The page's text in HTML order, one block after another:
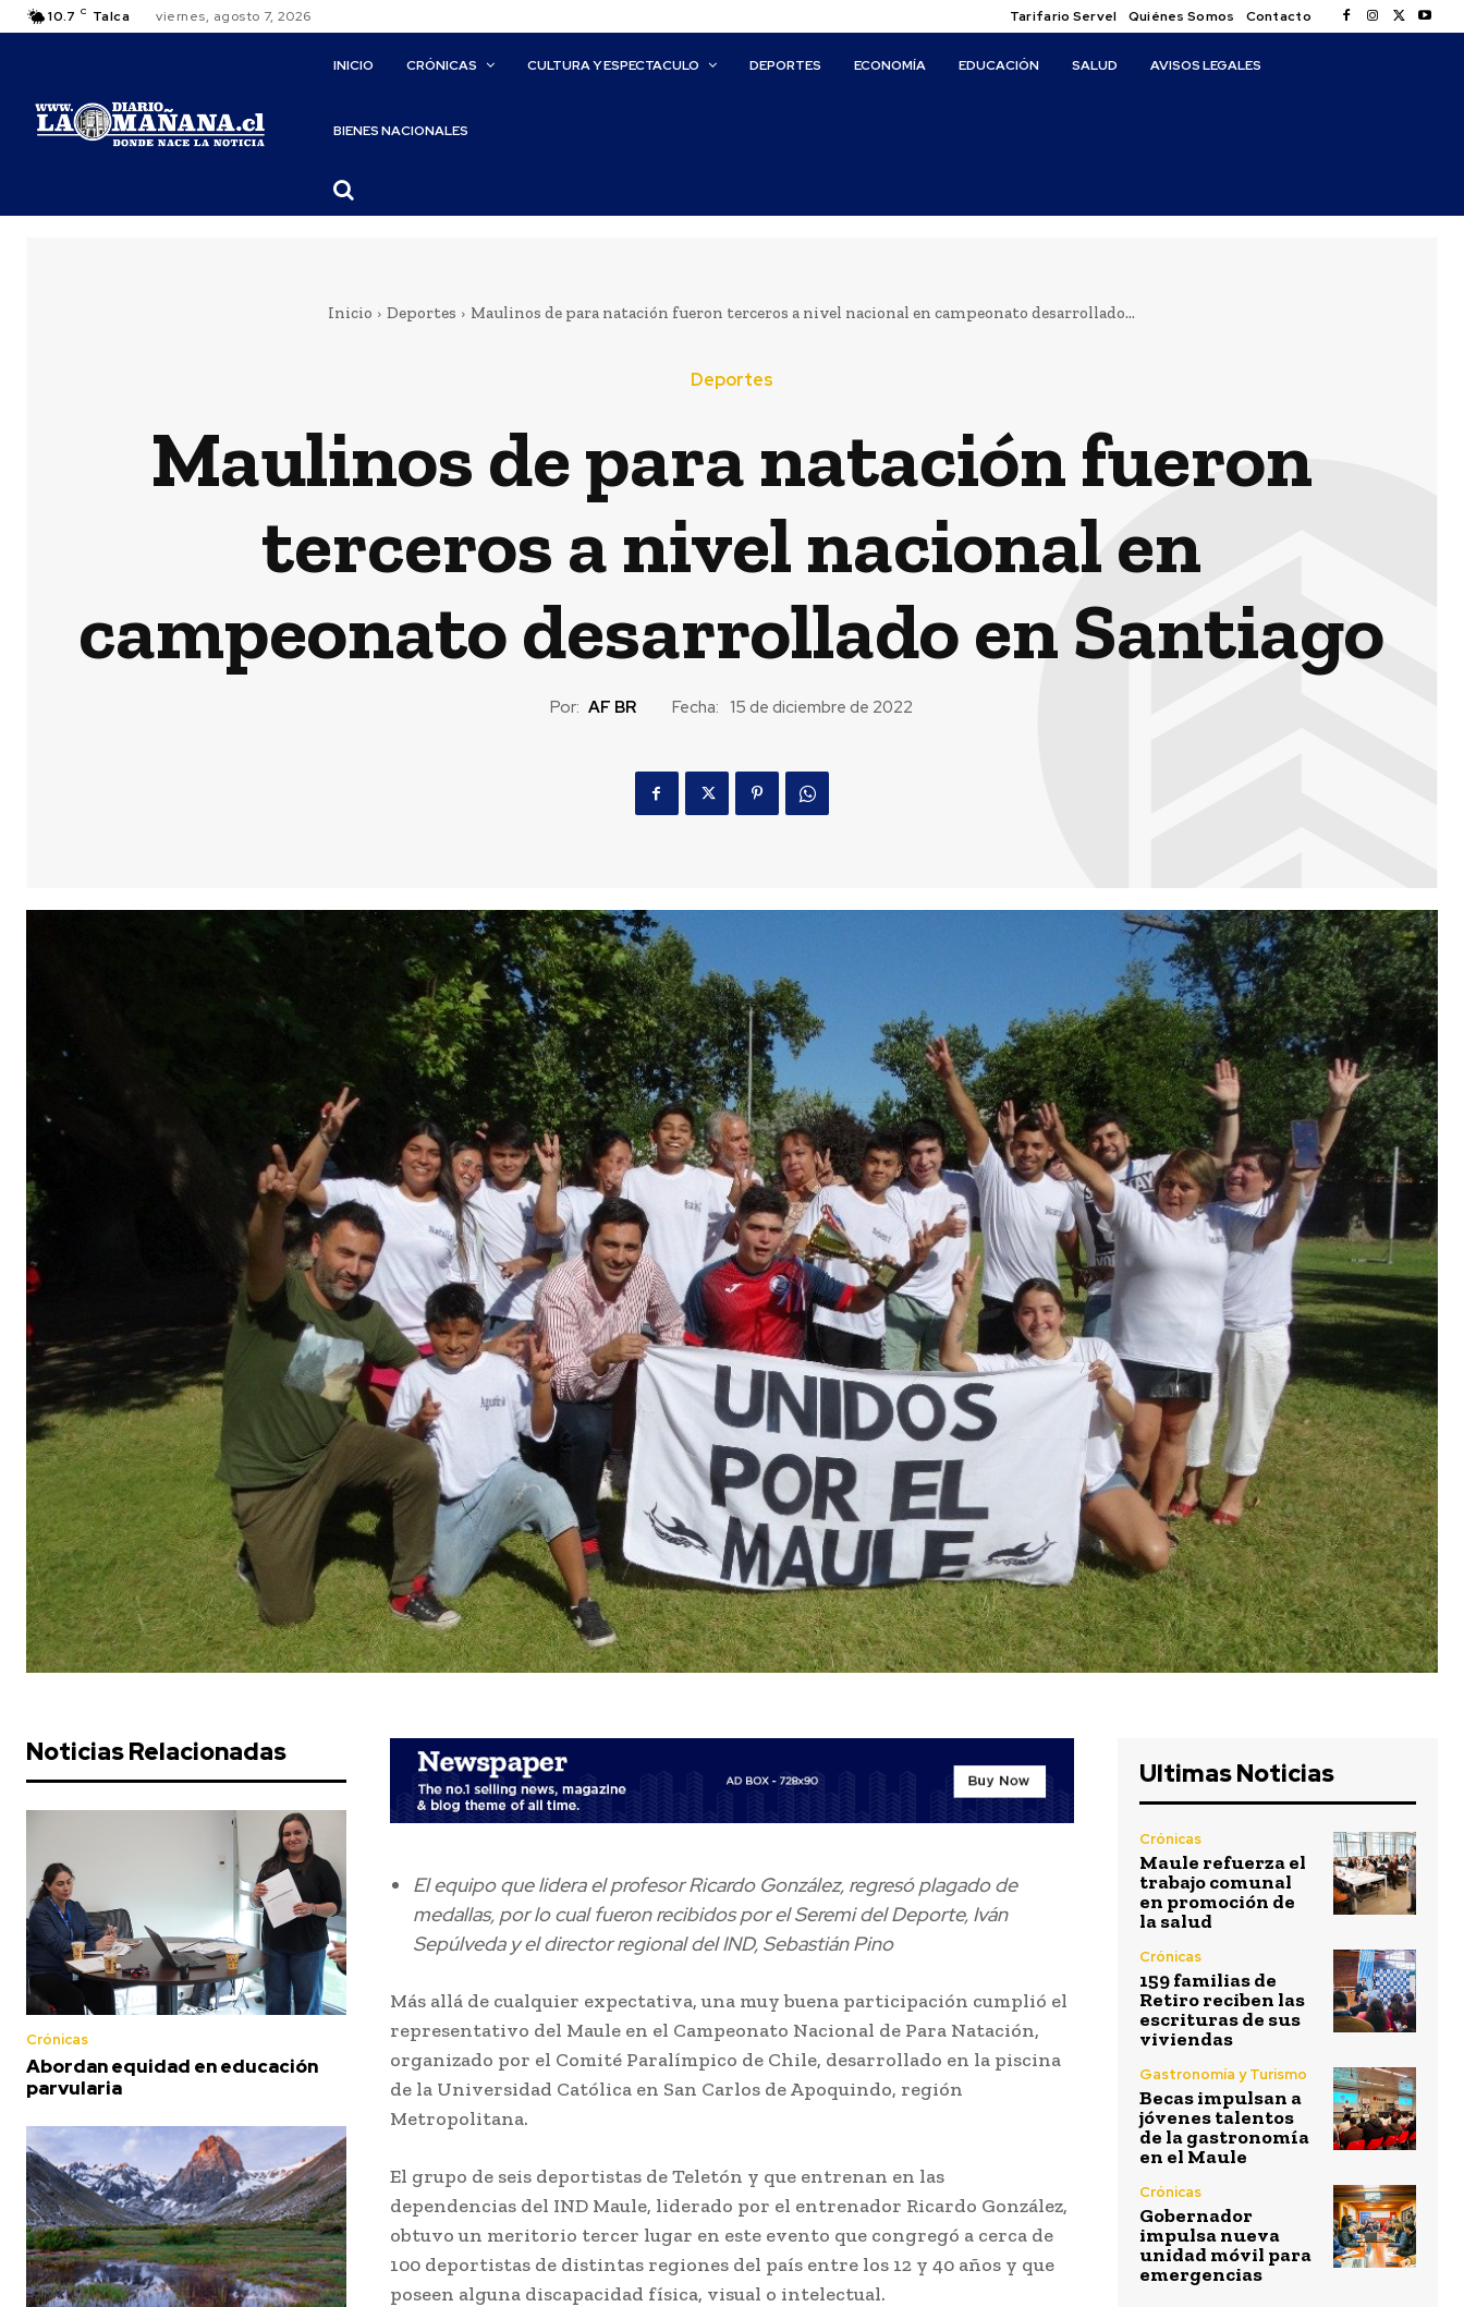
10.7 C Talca viernes, agosto 7, 2026 Tarifario Servel Quiénes Somos Contacto
INICIO CRÓNICAS CULTURA Y ESPECTACULO DEPORTES ECONOMÍA EDUCACIÓN SALUD AVISOS LEGALES
BIENES NACIONALES
Inicio Deportes Maulinos de para natación fueron terceros a nivel nacional en campeonato desarrollado...
Deportes
Maulinos de para natación fueron
terceros a nivel nacional en
campeonato desarrollado en Santiago
Por: AF BR Fecha: 15 de diciembre de 2022
Noticias Relacionadas
Crónicas
Abordan equidad en educación
parvularia
El equipo que lidera el profesor Ricardo González, regresó plagado de
medallas, por lo cual fueron recibidos por el Seremi del Deporte, Iván
Sepúlveda y el director regional del IND, Sebastián Pino
Más allá de cualquier expectativa, una muy buena participación cumplió el
representativo del Maule en el Campeonato Nacional de Para Natación,
organizado por el Comité Paralímpico de Chile, desarrollado en la piscina
de la Universidad Católica en San Carlos de Apoquindo, región
Metropolitana.
El grupo de seis deportistas de Teletón y que entrenan en las
dependencias del IND Maule, liderado por el entrenador Ricardo González,
obtuvo un meritorio tercer lugar en este evento que congregó a cerca de
100 deportistas de distintas regiones del país entre los 12 y 40 años y que
poseen alguna discapacidad física, visual o intelectual.
Ultimas Noticias
Crónicas
Maule refuerza el
trabajo comunal
en promoción de
la salud
Crónicas
159 familias de
Retiro reciben las
escrituras de sus
viviendas
Gastronomía y Turismo
Becas impulsan a
jóvenes talentos
de la gastronomía
en el Maule
Crónicas
Gobernador
impulsa nueva
unidad móvil para
emergencias